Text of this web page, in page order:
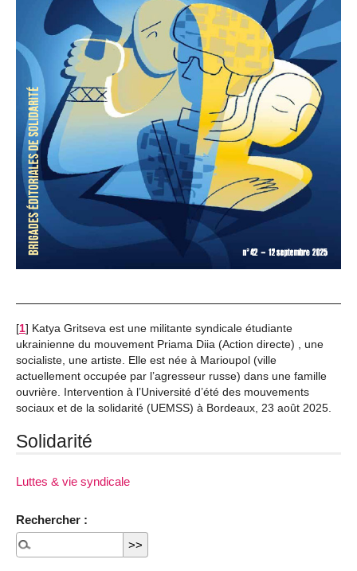
[1] Katya Gritseva est une militante syndicale étudiante
ukrainienne du mouvement Priama Diia (Action directe) , une
socialiste, une artiste. Elle est née à Marioupol (ville
actuellement occupée par l’agresseur russe) dans une famille
ouvrière. Intervention à l’Université d’été des mouvements
sociaux et de la solidarité (UEMSS) à Bordeaux, 23 août 2025.
Solidarité
Luttes & vie syndicale
Rechercher :